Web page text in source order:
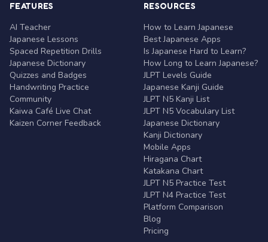
FEATURES
AI Teacher
Japanese Lessons
Spaced Repetition Drills
Japanese Dictionary
Quizzes and Badges
Handwriting Practice
Community
Kaiwa Café Live Chat
Kaizen Corner Feedback
RESOURCES
How to Learn Japanese
Best Japanese Apps
Is Japanese Hard to Learn?
How Long to Learn Japanese?
JLPT Levels Guide
Japanese Kanji Guide
JLPT N5 Kanji List
JLPT N5 Vocabulary List
Japanese Dictionary
Kanji Dictionary
Mobile Apps
Hiragana Chart
Katakana Chart
JLPT N5 Practice Test
JLPT N4 Practice Test
Platform Comparison
Blog
Pricing